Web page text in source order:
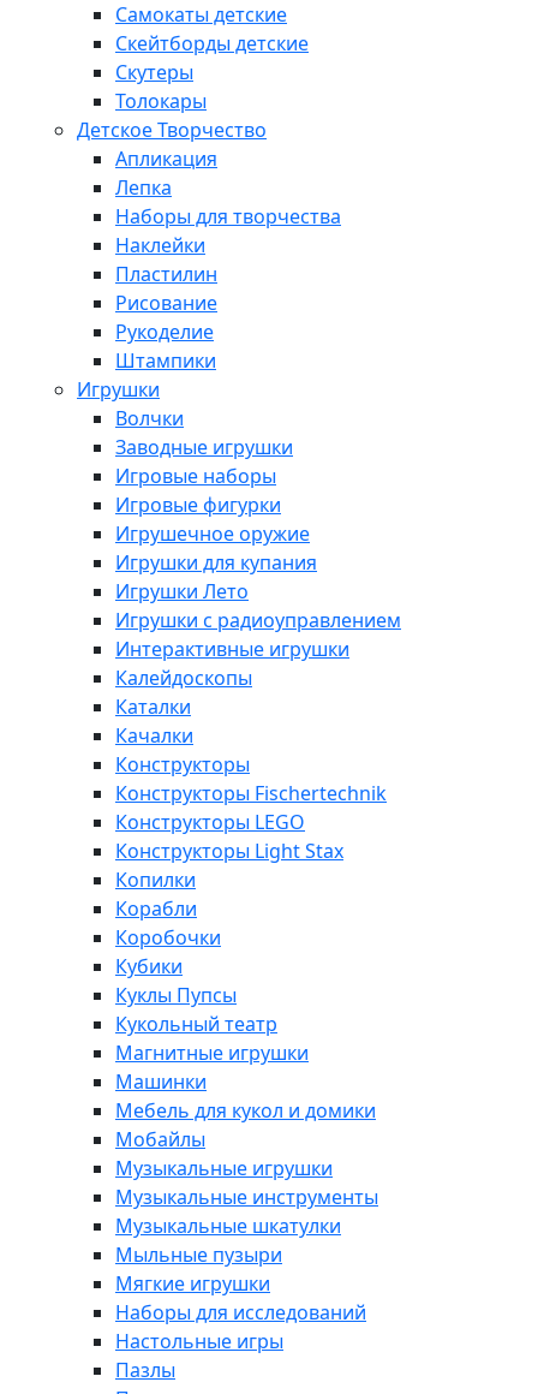
Самокаты детские
Скейтборды детские
Скутеры
Толокары
Детское Творчество
Апликация
Лепка
Наборы для творчества
Наклейки
Пластилин
Рисование
Рукоделие
Штампики
Игрушки
Волчки
Заводные игрушки
Игровые наборы
Игровые фигурки
Игрушечное оружие
Игрушки для купания
Игрушки Лето
Игрушки с радиоуправлением
Интерактивные игрушки
Калейдоскопы
Каталки
Качалки
Конструкторы
Конструкторы Fisсhertechnik
Конструкторы LEGO
Конструкторы Light Stax
Копилки
Корабли
Коробочки
Кубики
Куклы Пупсы
Кукольный театр
Магнитные игрушки
Машинки
Мебель для кукол и домики
Мобайлы
Музыкальные игрушки
Музыкальные инструменты
Музыкальные шкатулки
Мыльные пузыри
Мягкие игрушки
Наборы для исследований
Настольные игры
Пазлы